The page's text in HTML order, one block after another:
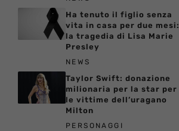
Ha tenuto il figlio senza
vita in casa per due mesi:
la tragedia di Lisa Marie
Presley
NEWS
Taylor Swift: donazione
milionaria per la star per
le vittime dell’uragano
Milton
PERSONAGGI